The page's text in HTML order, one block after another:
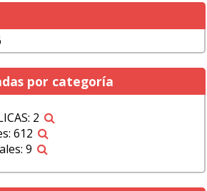
por categoría
2
612
9